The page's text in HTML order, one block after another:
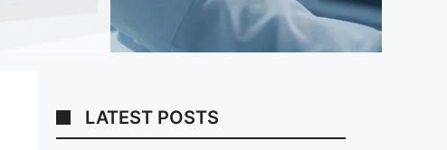
LATEST POSTS